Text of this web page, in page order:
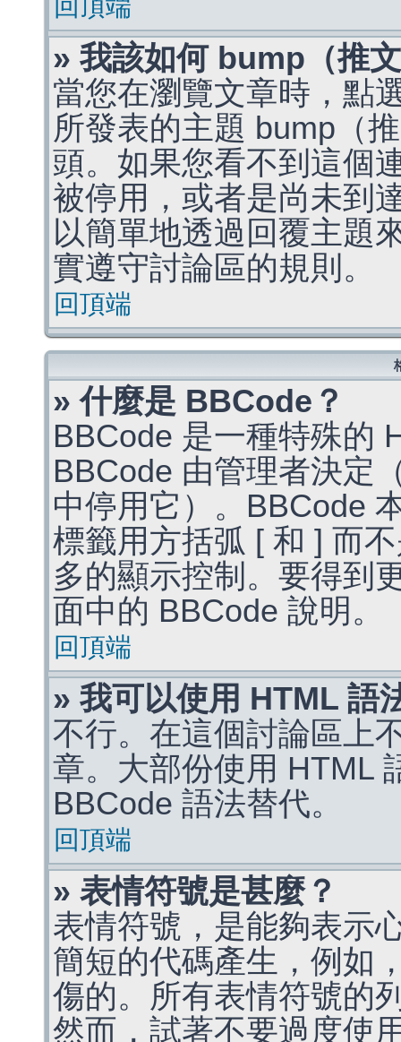
回頂端
» 我該如何 bump（推
當您在瀏覽文章時，點
所發表的主題 bump（
頭。如果您看不到這個
被停用，或者是尚未到
以簡單地透過回覆主題
實遵守討論區的規則。
回頂端
» 什麼是 BBCode？
BBCode 是一種特殊的
BBCode 由管理者決定
中停用它）。BBCode
標籤用方括弧 [ 和 ] 而
多的顯示控制。要得到
面中的 BBCode 說明。
回頂端
» 我可以使用 HTML 語
不行。在這個討論區上
章。大部份使用 HTML
BBCode 語法替代。
回頂端
» 表情符號是甚麼？
表情符號，是能夠表示
簡短的代碼產生，例如
傷的。所有表情符號的
然而，試著不要過度使